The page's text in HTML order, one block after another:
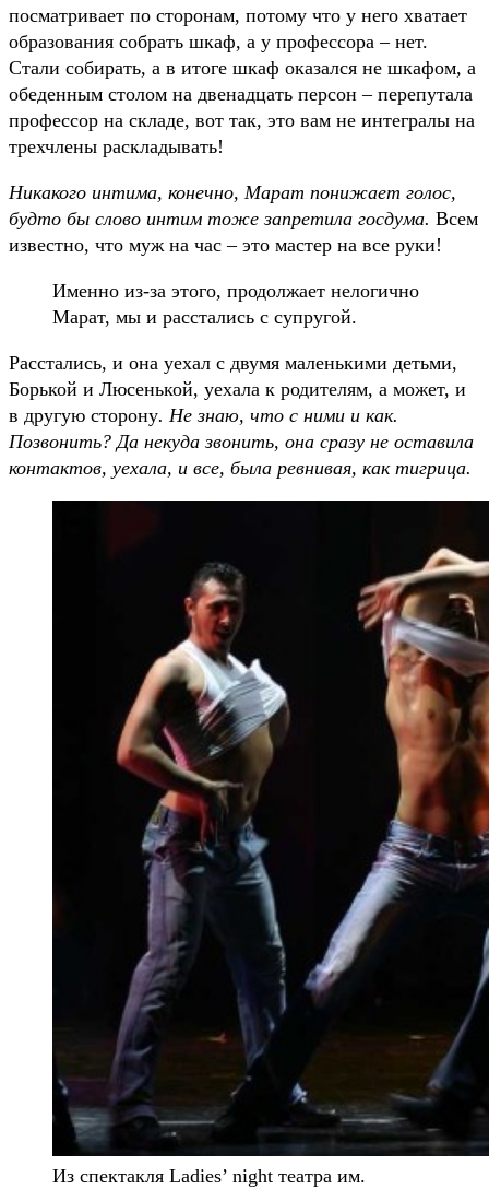
посматривает по сторонам, потому что у него хватает
образования собрать шкаф, а у профессора – нет.
Стали собирать, а в итоге шкаф оказался не шкафом, а
обеденным столом на двенадцать персон – перепутала
профессор на складе, вот так, это вам не интегралы на
трехчлены раскладывать!
Никакого интима, конечно, Марат понижает голос,
будто бы слово интим тоже запретила госдума. Всем
известно, что муж на час – это мастер на все руки!
Именно из-за этого, продолжает нелогично
Марат, мы и расстались с супругой.
Расстались, и она уехал с двумя маленькими детьми,
Борькой и Люсенькой, уехала к родителям, а может, и
в другую сторону. Не знаю, что с ними и как.
Позвонить? Да некуда звонить, она сразу не оставила
контактов, уехала, и все, была ревнивая, как тигрица.
Из спектакля Ladies’ night театра им.